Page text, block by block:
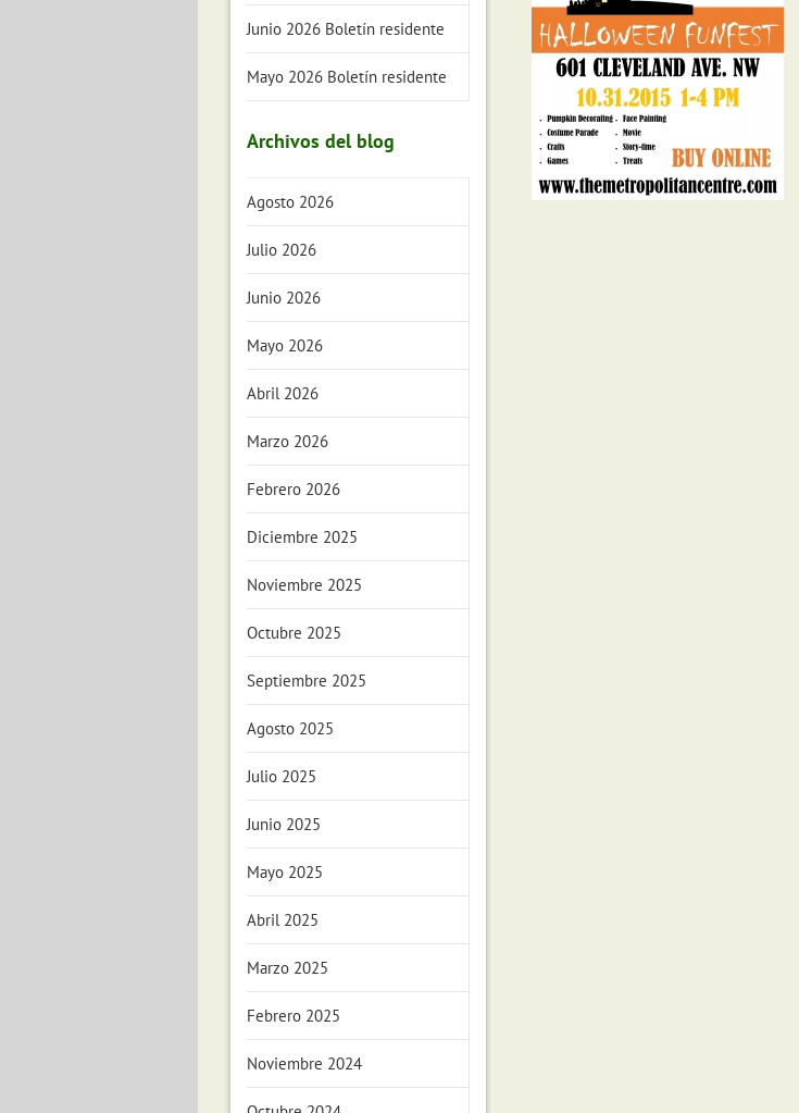
Junio 2026 Boletín residente
Mayo 2026 Boletín residente
Archivos del blog
Agosto 2026
Julio 2026
Junio 2026
Mayo 2026
Abril 2026
Marzo 2026
Febrero 2026
Diciembre 2025
Noviembre 2025
Octubre 2025
Septiembre 2025
Agosto 2025
Julio 2025
Junio 2025
Mayo 2025
Abril 2025
Marzo 2025
Febrero 2025
Noviembre 2024